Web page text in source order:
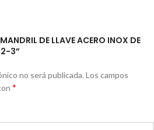
DE LLAVE ACERO INOX DE
3”
no será publicada. Los campos
*